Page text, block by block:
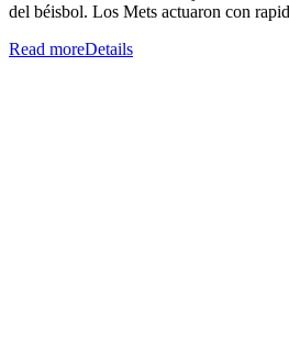
del béisbol. Los Mets actuaron con
Read moreDetails